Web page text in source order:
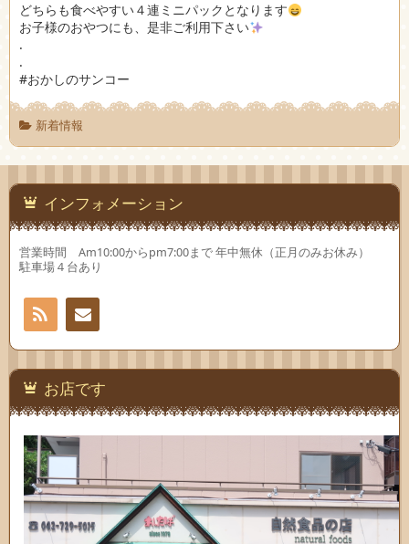
どちらも食べやすい４連ミニパックとなります
お子様のおやつにも、是非ご利用下さい
.
.
#おかしのサンコー
新着情報
インフォメーション
営業時間 Am10:00からpm7:00まで 年中無休（正月のみお休み）
駐車場４台あり
お問
い合
わせ
お店です